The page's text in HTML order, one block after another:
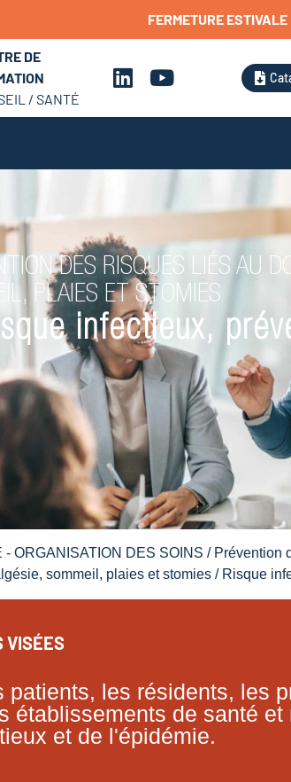
FERMETURE ESTIVALE
DE
/ SANTÉ
DES RISQUES LIÉS AU
PLAIES ET STOMIES
infectieux,
- ORGANISATION DES SOINS / Prévention
sommeil, plaies et stomies / Risque
VISÉES
patients, les résidents, les
établissements de santé
et de l'épidémie.